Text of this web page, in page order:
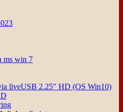
ms win 7
liveUSB 2.25″ HD (OS Win10)